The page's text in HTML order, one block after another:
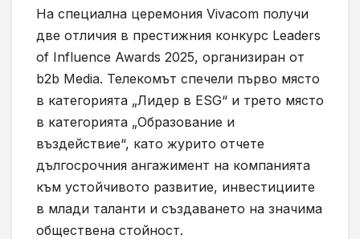
На специална церемония Vivacom получи
две отличия в престижния конкурс Leaders
of Influence Awards 2025, организиран от
b2b Media. Телекомът спечели първо място
в категорията „Лидер в ESG“ и трето място
в категорията „Образование и
въздействие“, като журито отчете
дългосрочния ангажимент на компанията
към устойчивото развитие, инвестициите
в млади таланти и създаването на значима
обществена стойност.